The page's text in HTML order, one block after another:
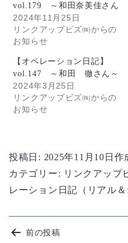
vol.179 ～和田奈美佳さん
2024年11月25日
リンクアップビズ㈱からの
お知らせ
【オペレーション日記】
vol.147 ～和田 徹さん～
2024年3月25日
リンクアップビズ㈱からの
お知らせ
投稿日: 2025年11月10日 作
カテゴリー: リンクアップ
レーション日記（リアル＆
投前の投稿